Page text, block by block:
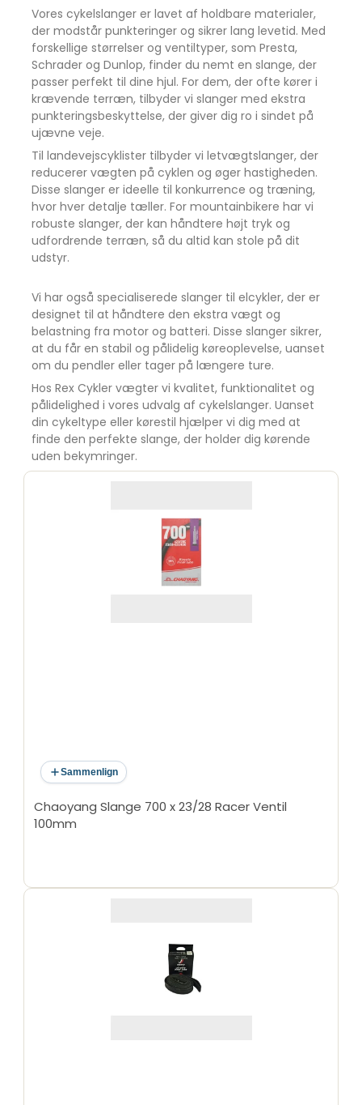
Vores cykelslanger er lavet af holdbare materialer,
der modstår punkteringer og sikrer lang levetid. Med
forskellige størrelser og ventiltyper, som Presta,
Schrader og Dunlop, finder du nemt en slange, der
passer perfekt til dine hjul. For dem, der ofte kører i
krævende terræn, tilbyder vi slanger med ekstra
punkteringsbeskyttelse, der giver dig ro i sindet på
ujævne veje.
Til landevejscyklister tilbyder vi letvægtslanger, der
reducerer vægten på cyklen og øger hastigheden.
Disse slanger er ideelle til konkurrence og træning,
hvor hver detalje tæller. For mountainbikere har vi
robuste slanger, der kan håndtere højt tryk og
udfordrende terræn, så du altid kan stole på dit
udstyr.
Vi har også specialiserede slanger til elcykler, der er
designet til at håndtere den ekstra vægt og
belastning fra motor og batteri. Disse slanger sikrer,
at du får en stabil og pålidelig køreoplevelse, uanset
om du pendler eller tager på længere ture.
Hos Rex Cykler vægter vi kvalitet, funktionalitet og
pålidelighed i vores udvalg af cykelslanger. Uanset
din cykeltype eller kørestil hjælper vi dig med at
finde den perfekte slange, der holder dig kørende
uden bekymringer.
Sammenlign
Chaoyang Slange 700 x 23/28 Racer Ventil
100mm